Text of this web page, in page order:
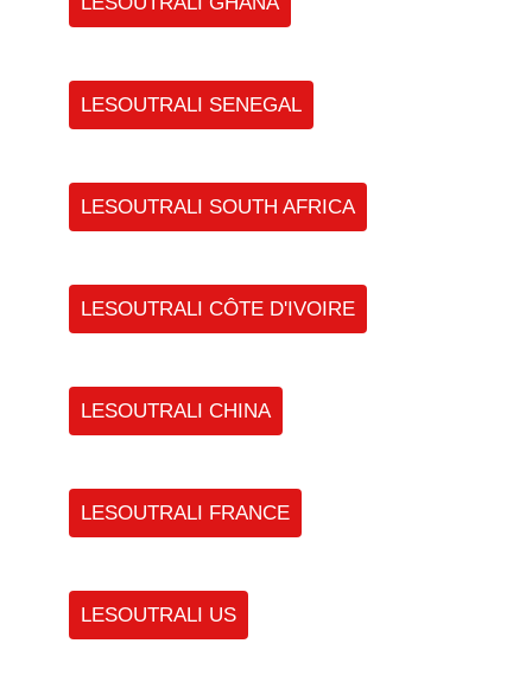
LESOUTRALI SENEGAL
LESOUTRALI SOUTH AFRICA
LESOUTRALI CÔTE D'IVOIRE
LESOUTRALI CHINA
LESOUTRALI FRANCE
LESOUTRALI US